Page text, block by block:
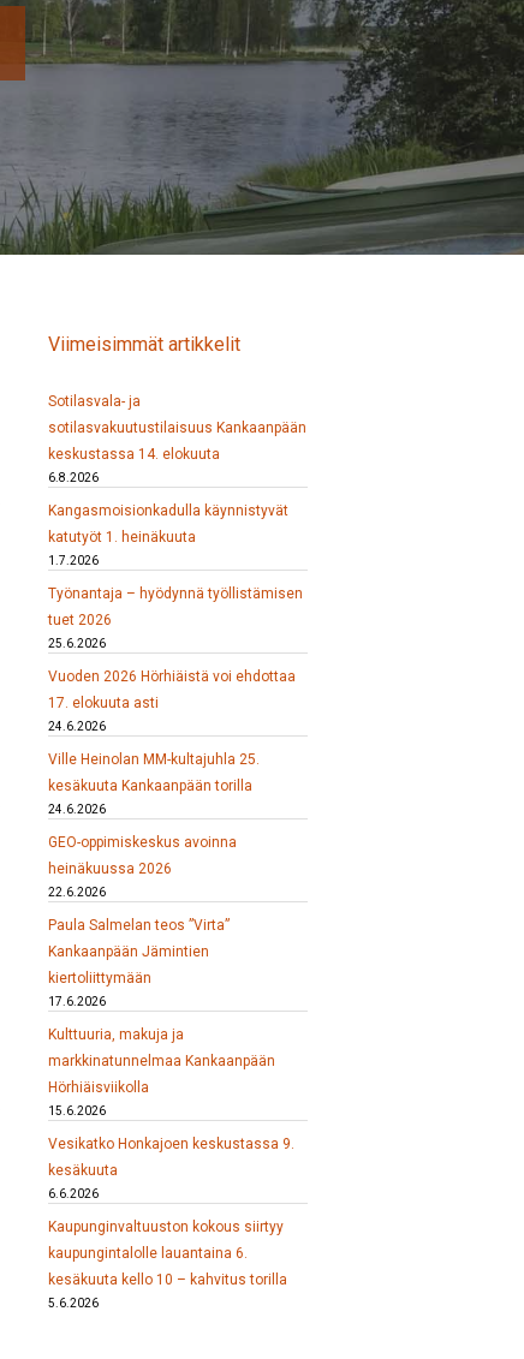
Viimeisimmät artikkelit
Sotilasvala- ja
sotilasvakuutustilaisuus Kankaanpään
keskustassa 14. elokuuta
6.8.2026
Kangasmoisionkadulla käynnistyvät
katutyöt 1. heinäkuuta
1.7.2026
Työnantaja – hyödynnä työllistämisen
tuet 2026
25.6.2026
Vuoden 2026 Hörhiäistä voi ehdottaa
17. elokuuta asti
24.6.2026
Ville Heinolan MM-kultajuhla 25.
kesäkuuta Kankaanpään torilla
24.6.2026
GEO-oppimiskeskus avoinna
heinäkuussa 2026
22.6.2026
Paula Salmelan teos ”Virta”
Kankaanpään Jämintien
kiertoliittymään
17.6.2026
Kulttuuria, makuja ja
markkinatunnelmaa Kankaanpään
Hörhiäisviikolla
15.6.2026
Vesikatko Honkajoen keskustassa 9.
kesäkuuta
6.6.2026
Kaupunginvaltuuston kokous siirtyy
kaupungintalolle lauantaina 6.
kesäkuuta kello 10 – kahvitus torilla
5.6.2026